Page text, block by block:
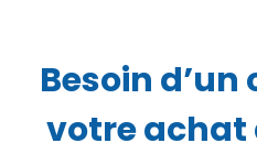
Besoin
votre achat